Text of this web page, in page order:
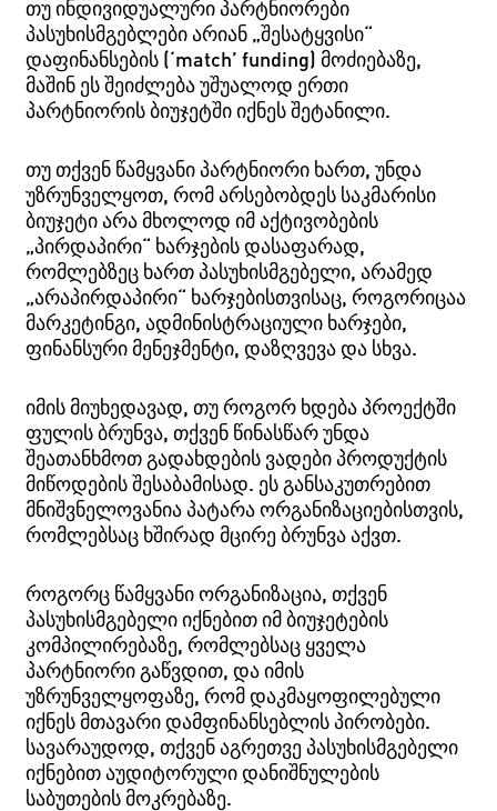
თუ ინდივიდუალური პარტნიორები
პასუხისმგებლები არიან „შესატყვისი“
დაფინანსების (‘match’ funding) მოძიებაზე,
მაშინ ეს შეიძლება უშუალოდ ერთი
პარტნიორის ბიუჯეტში იქნეს შეტანილი.
თუ თქვენ წამყვანი პარტნიორი ხართ, უნდა
უზრუნველყოთ, რომ არსებობდეს საკმარისი
ბიუჯეტი არა მხოლოდ იმ აქტივობების
„პირდაპირი“ ხარჯების დასაფარად,
რომლებზეც ხართ პასუხისმგებელი, არამედ
„არაპირდაპირი“ ხარჯებისთვისაც, როგორიცაა
მარკეტინგი, ადმინისტრაციული ხარჯები,
ფინანსური მენეჯმენტი, დაზღვევა და სხვა.
იმის მიუხედავად, თუ როგორ ხდება პროექტში
ფულის ბრუნვა, თქვენ წინასწარ უნდა
შეათანხმოთ გადახდების ვადები პროდუქტის
მიწოდების შესაბამისად. ეს განსაკუთრებით
მნიშვნელოვანია პატარა ორგანიზაციებისთვის,
რომლებსაც ხშირად მცირე ბრუნვა აქვთ.
როგორც წამყვანი ორგანიზაცია, თქვენ
პასუხისმგებელი იქნებით იმ ბიუჯეტების
კომპილირებაზე, რომლებსაც ყველა
პარტნიორი გაწვდით, და იმის
უზრუნველყოფაზე, რომ დაკმაყოფილებული
იქნეს მთავარი დამფინანსებლის პირობები.
სავარაუდოდ, თქვენ აგრეთვე პასუხისმგებელი
იქნებით აუდიტორული დანიშნულების
საბუთების მოკრებაზე.